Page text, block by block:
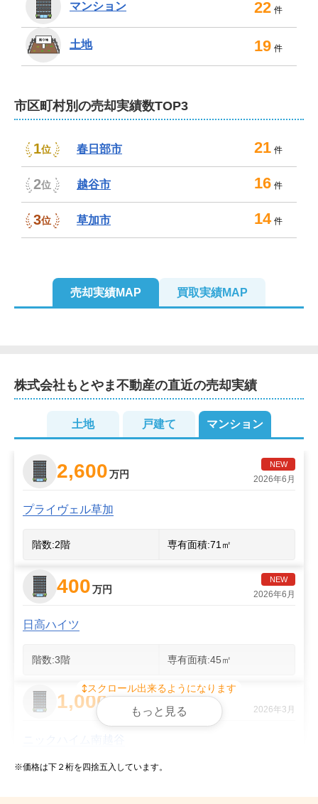
マンション 22 件
土地 19 件
市区町村別の売却実績数TOP3
1位 春日部市 21 件
2位 越谷市 16 件
3位 草加市 14 件
売却実績MAP 買取実績MAP
2
2
2
2
3
4
株式会社もとやま不動産の直近の売却実績
土地 戸建て マンション
NEW
2,600万円 2026年6月
プライヴェル草加
階数:2階 専有面積:71㎡
NEW
400万円 2026年6月
日高ハイツ
階数:3階 専有面積:45㎡
1,000 2026年3月
階数: 階
スクロール出来るようになります
もっと見る
※価格は下２桁を四捨五入しています。